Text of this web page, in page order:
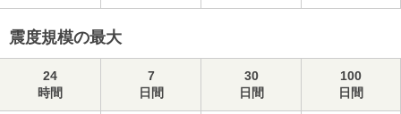
震度規模の最大
24
時間
7
日間
30
日間
100
日間